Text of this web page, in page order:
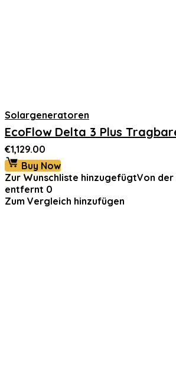
Solargeneratoren
EcoFlow Delta 3 Plus
€1,129.00
Buy Now
Zur Wunschliste hinzugefügtVon der
entfernt 0
Zum Vergleich hinzufügen